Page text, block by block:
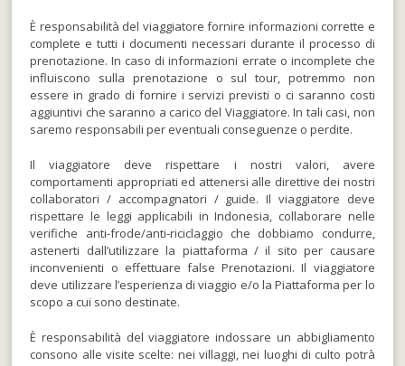
È responsabilità del viaggiatore fornire informazioni corrette e
complete e tutti i documenti necessari durante il processo di
prenotazione. In caso di informazioni errate o incomplete che
influiscono sulla prenotazione o sul tour, potremmo non
essere in grado di fornire i servizi previsti o ci saranno costi
aggiuntivi che saranno a carico del Viaggiatore. In tali casi, non
saremo responsabili per eventuali conseguenze o perdite.
Il viaggiatore deve rispettare i nostri valori, avere
comportamenti appropriati ed attenersi alle direttive dei nostri
collaboratori / accompagnatori / guide. Il viaggiatore deve
rispettare le leggi applicabili in Indonesia, collaborare nelle
verifiche anti-frode/anti-riciclaggio che dobbiamo condurre,
astenerti dall’utilizzare la piattaforma / il sito per causare
inconvenienti o effettuare false Prenotazioni. Il viaggiatore
deve utilizzare l’esperienza di viaggio e/o la Piattaforma per lo
scopo a cui sono destinate.
È responsabilità del viaggiatore indossare un abbigliamento
consono alle visite scelte: nei villaggi, nei luoghi di culto potrà